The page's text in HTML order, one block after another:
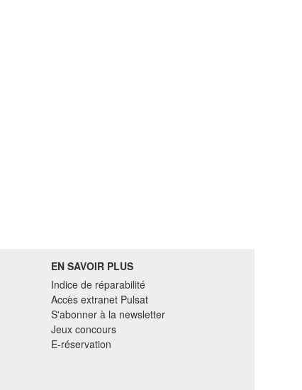
EN SAVOIR PLUS
Indice de réparabilité
Accès extranet Pulsat
S'abonner à la newsletter
Jeux concours
E-réservation